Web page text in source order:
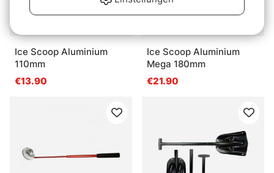
Ice Scoop Aluminium
110mm
€13.90
Ice Scoop Aluminium
Mega 180mm
€21.90